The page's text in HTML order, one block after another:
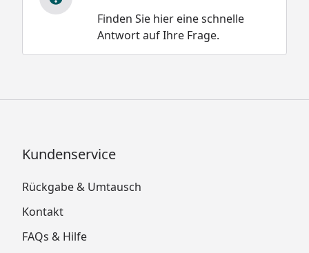
Finden Sie hier eine schnelle
Antwort auf Ihre Frage.
Kundenservice
Rückgabe & Umtausch
Kontakt
FAQs & Hilfe